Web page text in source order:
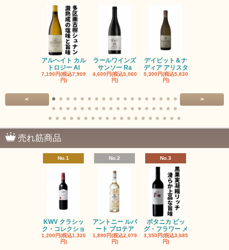
アルヘイト カル
トロジー Al
7,190円(税込7,909
円)
ラールワインズ
サンソー Ra
4,600円(税込5,060
円)
デイビット＆ナ
ディア アリスタ
5,300円(税込5,830
円)
< >
売れ筋商品
No.1
KWV クラシッ
ク・コレクショ
1,200円(税込1,320
円)
No.2
アントニー ルパ
ート プロテア
1,890円(税込2,079
円)
No.3
ボタニカ ビッ
グ・フラワー メ
3,350円(税込3,685
円)